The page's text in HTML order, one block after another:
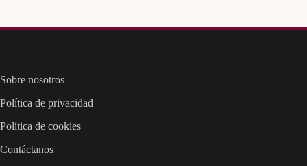
Sobre nosotros
Política de privacidad
Política de cookies
Contáctanos